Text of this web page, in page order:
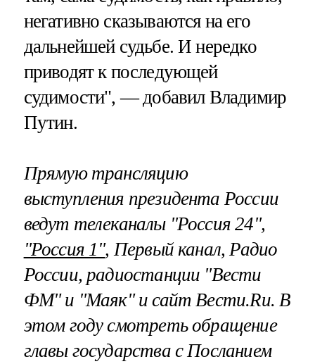
негативно сказываются на его
дальнейшей судьбе. И нередко
приводят к последующей
судимости", — добавил Владимир
Путин.
Прямую трансляцию
выступления президента России
ведут телеканалы "Россия 24",
"Россия 1", Первый канал, Радио
России, радиостанции "Вести
ФМ" и "Маяк" и сайт Вести.Ru. В
этом году смотреть обращение
главы государства с Посланием